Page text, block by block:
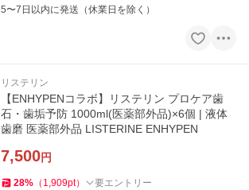
5〜7日以内に発送（休業日を除く）
リステリン
【ENHYPENコラボ】リステリン プロケア歯
石・歯垢予防 1000ml(医薬部外品)×6個 | 液体
歯磨 医薬部外品 LISTERINE ENHYPEN
7,500円
28% （ 1,909pt） 要エントリー